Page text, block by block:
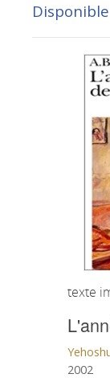
Disponible
texte
2002